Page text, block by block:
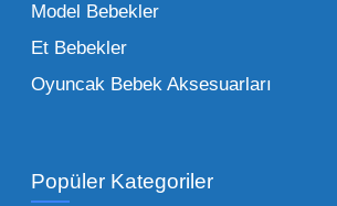
figürlerden geleneksel oyun
her şeyi portföyümüzde
İşletmeler için toptan oyuncak
Model Bebekler
Et Bebekler
Oyuncak Bebek Aksesuarları
Popüler Kategoriler